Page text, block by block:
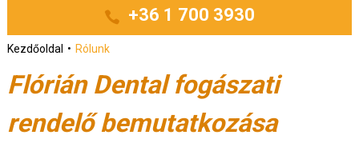
+36 1 700 3930
Kezdőoldal Rólunk
Flórián Dental fogászati
rendelő bemutatkozása